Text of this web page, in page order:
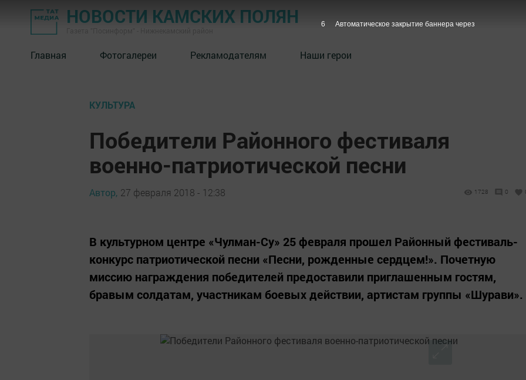
НОВОСТИ КАМСКИХ ПОЛЯН
Главная Фотогалереи Рекламодателям Наши герои
КУЛЬТУРА
Победители Районного фестиваля
военно-патриотической песни
Автор, 27 февраля 2018 - 12:38 1728 0
В культурном центре «Чулман-Су» 25 февраля прошел Районный фестиваль-
конкурс патриотической песни «Песни, рожденные сердцем!». Почетную
миссию награждения победителей предоставили приглашенным гостям,
бравым солдатам, участникам боевых действии, артистам группы «Шурави».
5 Автоматическое закрытие баннера через